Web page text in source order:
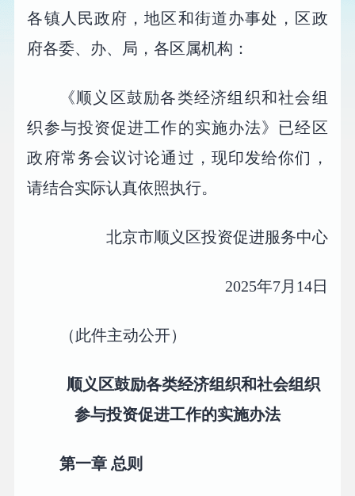
各镇人民政府，地区和街道办事处，区政
府各委、办、局，各区属机构：
《顺义区鼓励各类经济组织和社会组
织参与投资促进工作的实施办法》已经区
政府常务会议讨论通过，现印发给你们，
请结合实际认真依照执行。
北京市顺义区投资促进服务中心
2025年7月14日
（此件主动公开）
顺义区鼓励各类经济组织和社会组织
参与投资促进工作的实施办法
第一章 总则